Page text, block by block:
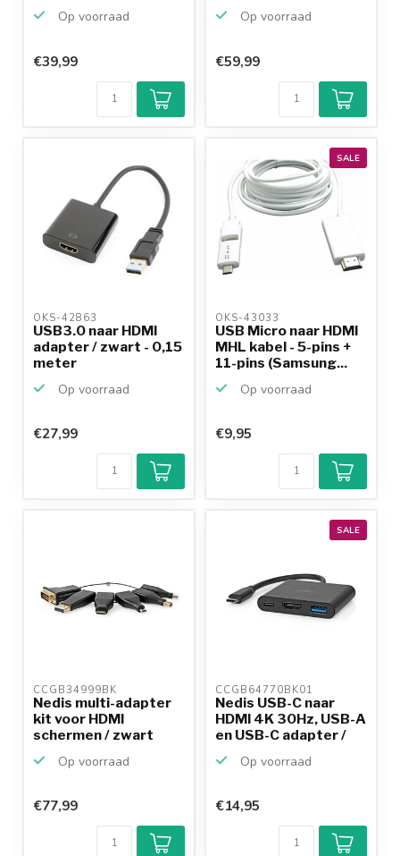
Op voorraad
€39,99
Op voorraad
Klantenbeoordeling
9,2/10
Achteraf
betalen mogelijk
productkennis
€59,99
OKS-42863
USB3.0 naar HDMI
adapter / zwart - 0,15
meter
Op voorraad
€27,99
SALE
OKS-43033
USB Micro naar HDMI
MHL kabel - 5-pins +
11-pins (Samsung...
Op voorraad
€9,95
CCGB34999BK
Nedis multi-adapter
kit voor HDMI
schermen / zwart
Op voorraad
€77,99
SALE
CCGB64770BK01
Nedis USB-C naar
HDMI 4K 30Hz, USB-A
en USB-C adapter /
Op voorraad
€14,95